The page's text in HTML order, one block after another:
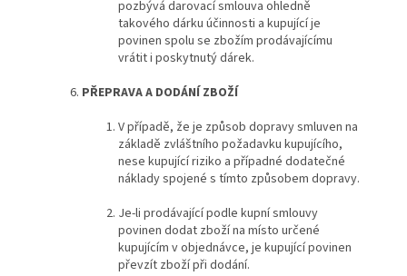
pozbývá darovací smlouva ohledně
takového dárku účinnosti a kupující je
povinen spolu se zbožím prodávajícímu
vrátit i poskytnutý dárek.
PŘEPRAVA A DODÁNÍ ZBOŽÍ
V případě, že je způsob dopravy smluven na
základě zvláštního požadavku kupujícího,
nese kupující riziko a případné dodatečné
náklady spojené s tímto způsobem dopravy.
Je-li prodávající podle kupní smlouvy
povinen dodat zboží na místo určené
kupujícím v objednávce, je kupující povinen
převzít zboží při dodání.